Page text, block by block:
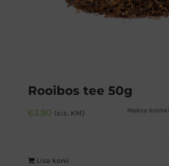
Rooibos tee 50g
€3,90 (sis. KM) Maksa
Lisa korvi